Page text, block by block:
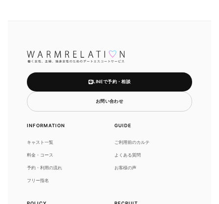
LINEで予約・相談
お問い合わせ
INFORMATION
キャスト一覧
料金・コース
予約・利用の流れ
フリー指名
GUIDE
ご利用前のカルテ
よくある質問
お客様の声